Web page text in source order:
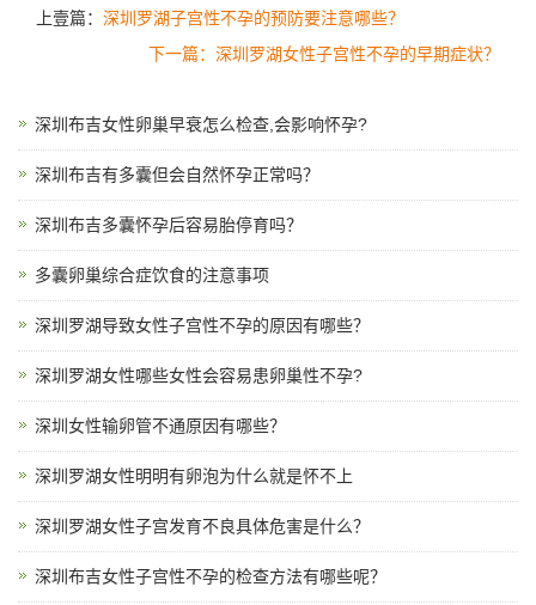
上壹篇： 深圳罗湖子宫性不孕的预防要注意哪些？
下一篇：深圳罗湖女性子宫性不孕的早期症状？
深圳布吉女性卵巢早衰怎么检查,会影响怀孕?
深圳布吉有多囊但会自然怀孕正常吗？
深圳布吉多囊怀孕后容易胎停育吗？
多囊卵巢综合症饮食的注意事项
深圳罗湖导致女性子宫性不孕的原因有哪些？
深圳罗湖女性哪些女性会容易患卵巢性不孕?
深圳女性输卵管不通原因有哪些？
深圳罗湖女性明明有卵泡为什么就是怀不上
深圳罗湖女性子宫发育不良具体危害是什么？
深圳布吉女性子宫性不孕的检查方法有哪些呢？